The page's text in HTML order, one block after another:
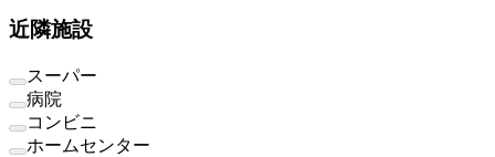
近隣施設
スーパー
病院
コンビニ
ホームセンター